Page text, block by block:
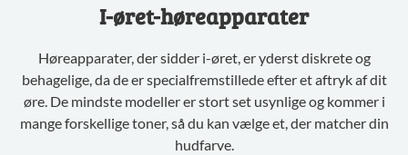
I-øret-høreapparater
Høreapparater, der sidder i-øret, er yderst diskrete og
behagelige, da de er specialfremstillede efter et aftryk af dit
øre. De mindste modeller er stort set usynlige og kommer i
mange forskellige toner, så du kan vælge et, der matcher din
hudfarve.